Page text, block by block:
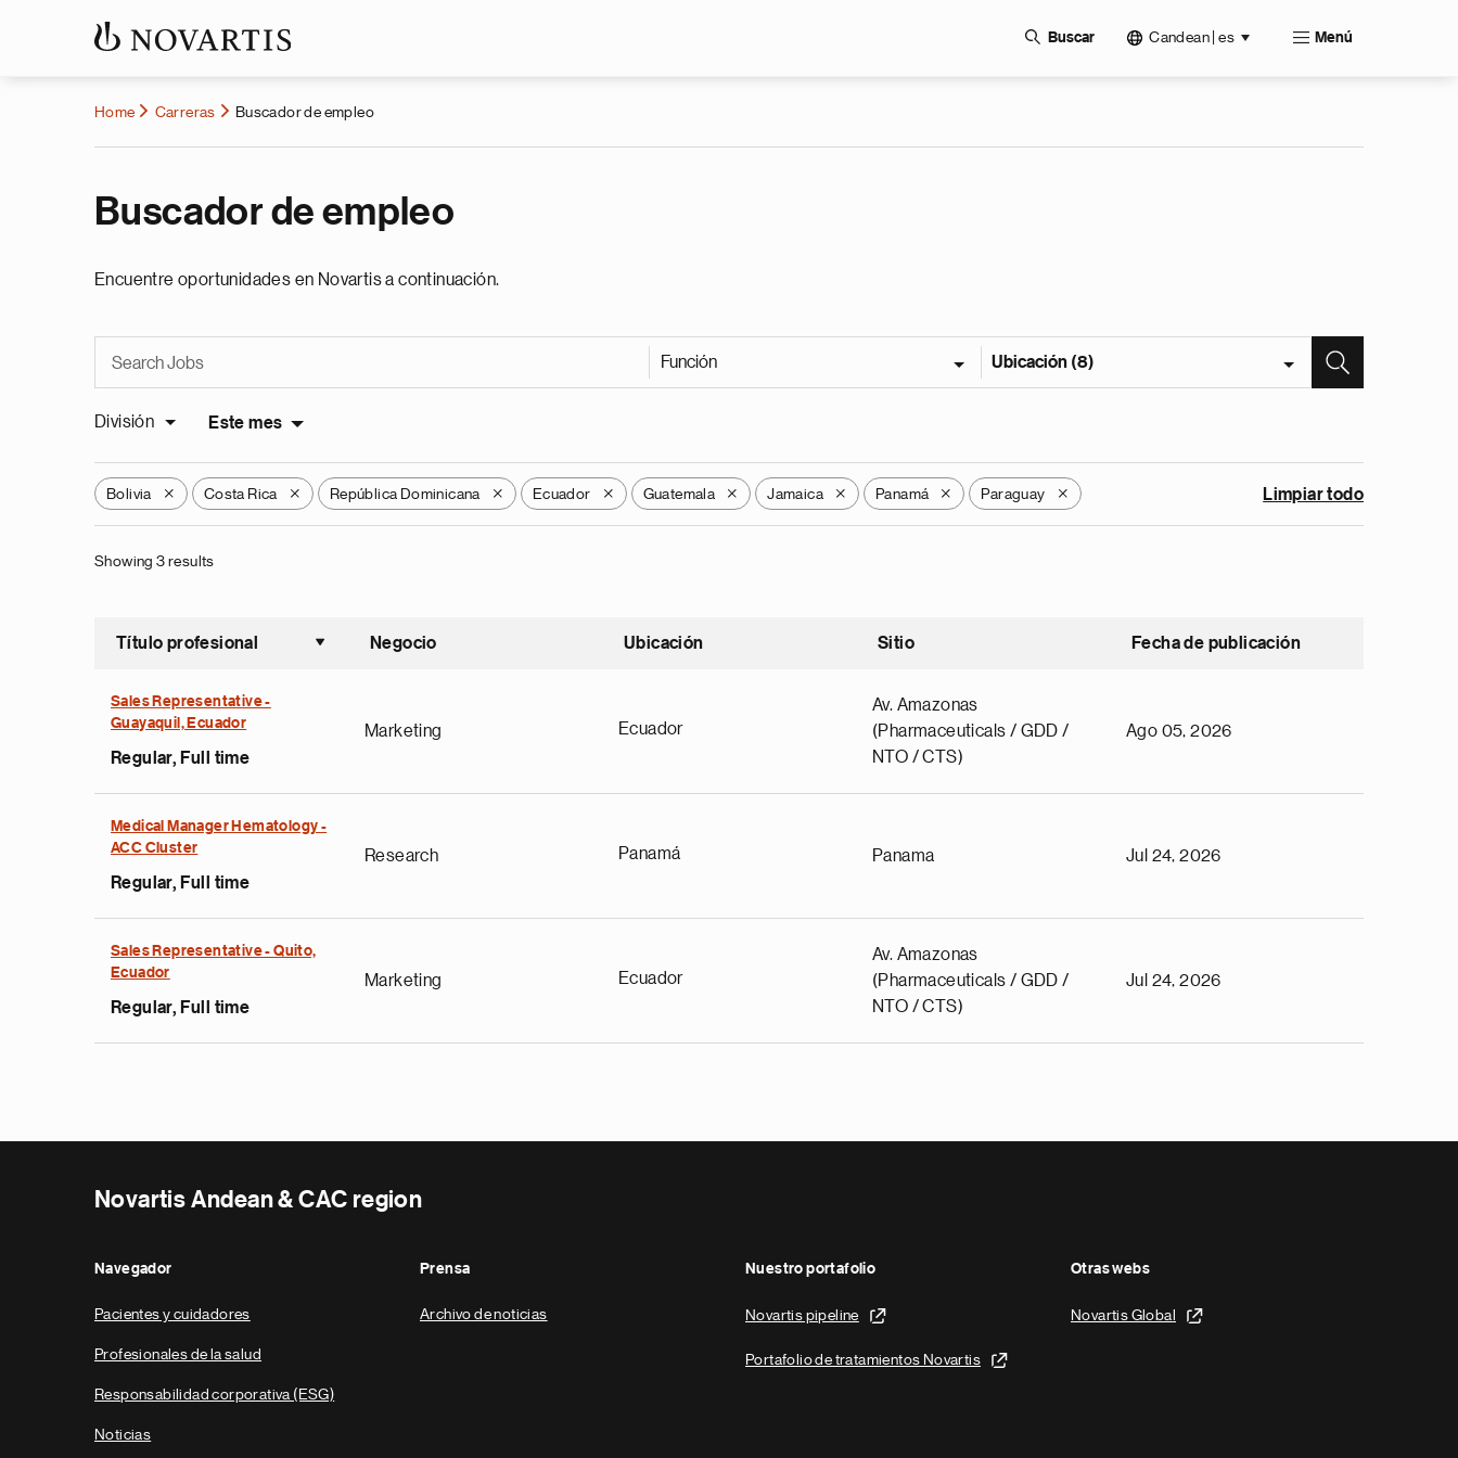
Buscar Candean | es Menú
Home Carreras Buscador de empleo
Buscador de empleo
Encuentre oportunidades en Novartis a continuación.
Función Ubicación (8)
División Este mes
Bolivia X Costa Rica X República Dominicana X Ecuador X Guatemala X Jamaica X Panamá X Paraguay X Limpiar todo
Showing 3 results
Título profesional
Ordenar ascendente
Negocio Ubicación Sitio Fecha de publicación
Sales Representative -
Guayaquil, Ecuador
Regular, Full time
Marketing Ecuador
Av. Amazonas
(Pharmaceuticals / GDD /
NTO / CTS)
Ago 05, 2026
Medical Manager Hematology -
ACC Cluster
Regular, Full time
Research Panamá Panama Jul 24, 2026
Sales Representative - Quito,
Ecuador
Regular, Full time
Marketing Ecuador
Av. Amazonas
(Pharmaceuticals / GDD /
NTO / CTS)
Jul 24, 2026
Novartis Andean & CAC region
Navegador
Pacientes y cuidadores
Profesionales de la salud
Responsabilidad corporativa (ESG)
Noticias
Prensa
Archivo de noticias
Nuestro portafolio
Novartis pipeline
Portafolio de tratamientos Novartis
Otras webs
Novartis Global